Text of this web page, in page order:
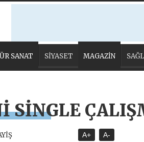
SANAT SİYASET MAGAZİN
SİNGLE
A+ A-